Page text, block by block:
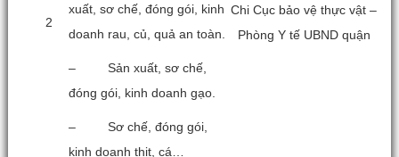
2
xuất, sơ chế, đóng gói, kinh
doanh rau, củ, quả an toàn.
– Sản xuất, sơ chế,
đóng gói, kinh doanh gạo.
– Sơ chế, đóng gói,
kinh doanh thịt, cá…
Chi Cục bảo vệ thực vật –
Phòng Y tế UBND quận